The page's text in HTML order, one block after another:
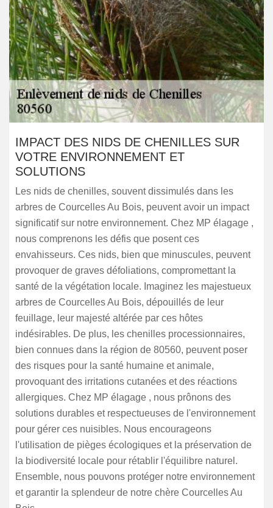
IMPACT DES NIDS DE CHENILLES SUR
VOTRE ENVIRONNEMENT ET
SOLUTIONS
Les nids de chenilles, souvent dissimulés dans les
arbres de Courcelles Au Bois, peuvent avoir un impact
significatif sur notre environnement. Chez MP élagage ,
nous comprenons les défis que posent ces
envahisseurs. Ces nids, bien que minuscules, peuvent
provoquer de graves défoliations, compromettant la
santé de la végétation locale. Imaginez les majestueux
arbres de Courcelles Au Bois, dépouillés de leur
feuillage, leur majesté altérée par ces hôtes
indésirables. De plus, les chenilles processionnaires,
bien connues dans la région de 80560, peuvent poser
des risques pour la santé humaine et animale,
provoquant des irritations cutanées et des réactions
allergiques. Chez MP élagage , nous prônons des
solutions durables et respectueuses de l'environnement
pour gérer ces nuisibles. Nous encourageons
l'utilisation de pièges écologiques et la préservation de
la biodiversité locale pour rétablir l'équilibre naturel.
Ensemble, nous pouvons protéger notre environnement
et garantir la splendeur de notre chère Courcelles Au